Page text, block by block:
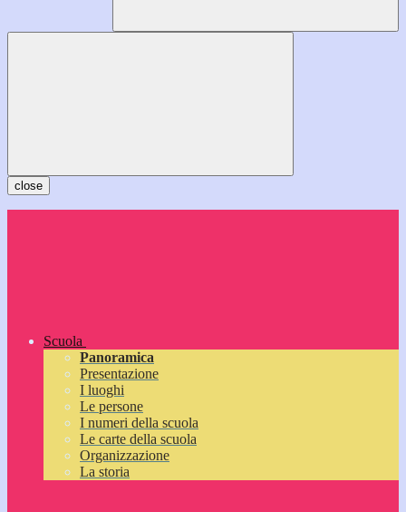
close
Scuola
Panoramica
Presentazione
I luoghi
Le persone
I numeri della scuola
Le carte della scuola
Organizzazione
La storia